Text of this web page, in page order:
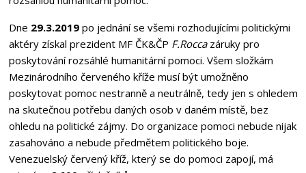
Dne 29.3.2019po jednání se všemi rozhodujícími politickými
aktéry získal prezident MF ČK&ČP F.Roccazáruky pro
poskytování rozsáhlé humanitární pomoci. Všem složkám
Mezinárodního červeného kříže musí být umožněno
poskytovat pomoc nestranně a neutrálně, tedy jen s ohledem
na skutečnou potřebu daných osob v daném místě, bez
ohledu na politické zájmy. Do organizace pomoci nebude nijak
zasahováno a nebude předmětem politického boje.
Venezuelský červený kříž, který se do pomoci zapojí, má